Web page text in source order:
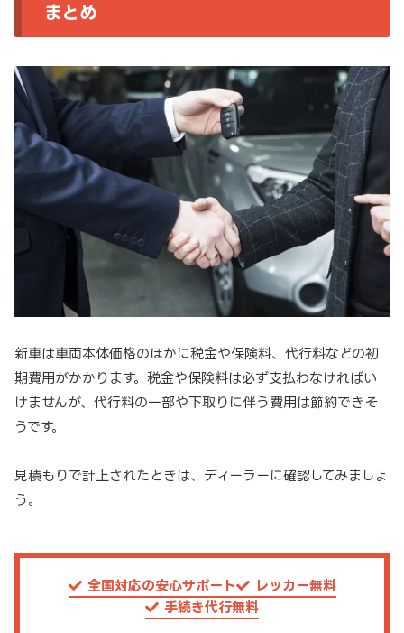
まとめ
新車は車両本体価格のほかに税金や保険料、代行料などの初
期費用がかかります。税金や保険料は必ず支払わなければい
けませんが、代行料の一部や下取りに伴う費用は節約できそ
うです。
見積もりで計上されたときは、ディーラーに確認してみましょ
う。
全国対応の安心サポート
レッカー無料
手続き代行無料